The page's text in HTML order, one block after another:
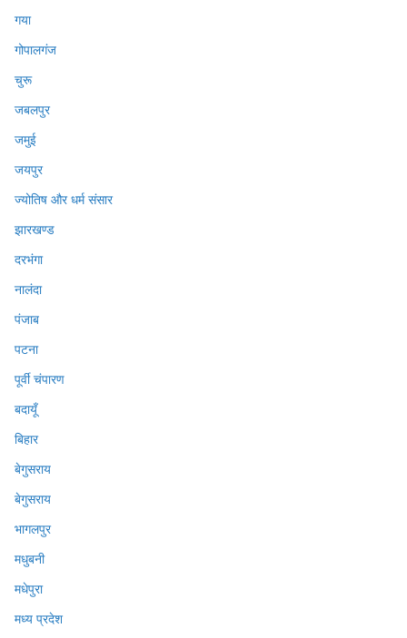
गया
गोपालगंज
चुरू
जबलपुर
जमुई
जयपुर
ज्योतिष और धर्म संसार
झारखण्ड
दरभंगा
नालंदा
पंजाब
पटना
पूर्वी चंपारण
बदायूँ
बिहार
बेगुसराय
बेगुसराय
भागलपुर
मधुबनी
मधेपुरा
मध्य प्रदेश